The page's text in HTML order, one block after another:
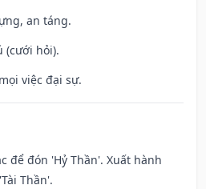
an táng.
(cưới hỏi).
việc đại sự.
để đón 'Hỷ Thần'. Xuất hành
Thần'.